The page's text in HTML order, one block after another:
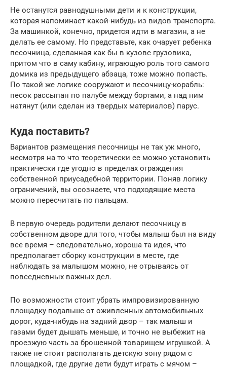
Не останутся равнодушными дети и к конструкции,
которая напоминает какой-нибудь из видов транспорта.
За машинкой, конечно, придется идти в магазин, а не
делать ее самому. Но представьте, как очарует ребенка
песочница, сделанная как бы в кузове грузовика,
притом что в саму кабину, играющую роль того самого
домика из предыдущего абзаца, тоже можно попасть.
По такой же логике сооружают и песочницу-корабль:
песок рассыпан по палубе между бортами, а над ним
натянут (или сделан из твердых материалов) парус.
Куда поставить?
Вариантов размещения песочницы не так уж много,
несмотря на то что теоретически ее можно установить
практически где угодно в пределах ограждения
собственной приусадебной территории. Поняв логику
ограничений, вы осознаете, что подходящие места
можно пересчитать по пальцам.
В первую очередь родители делают песочницу в
собственном дворе для того, чтобы малыш был на виду
все время – следовательно, хороша та идея, что
предполагает сборку конструкции в месте, где
наблюдать за малышом можно, не отрываясь от
повседневных важных дел.
По возможности стоит убрать импровизированную
площадку подальше от оживленных автомобильных
дорог, куда-нибудь на задний двор – так малыш и
газами будет дышать меньше, и точно не выбежит на
проезжую часть за брошенной товарищем игрушкой. А
также не стоит располагать детскую зону рядом с
площадкой, где другие дети будут играть с мячом –